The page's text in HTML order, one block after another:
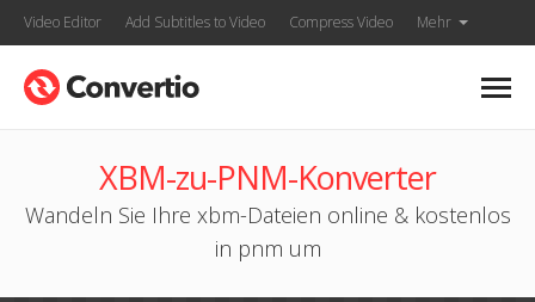
Video Editor Add Subtitles to Video Compress Video Mehr
XBM-zu-PNM-Konverter
Wandeln Sie Ihre xbm-Dateien online & kostenlos
in pnm um